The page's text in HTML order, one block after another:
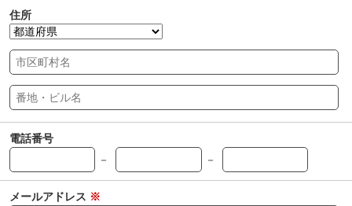
住所
電話番号
－
－
メールアドレス ※